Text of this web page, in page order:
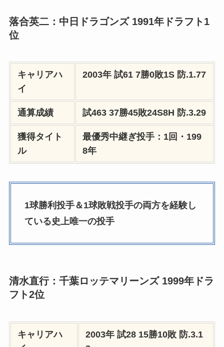
落合英二：中日ドラゴンズ 1991年ドラフト1
位
キャリアハ
イ
2003年試61 7勝0敗1S 防.1.77
通算成績 試463 37勝45敗24S8H 防.3.29
獲得タイト
ル
最優秀中継ぎ投手：1回・199
8年
1球勝利投手＆1球敗戦投手の両方を経験し
ている史上唯一の投手
清水直行：千葉ロッテマリーンズ 1999年ドラ
フト2位
キャリアハ
2003年試28 15勝10敗 防.3.1